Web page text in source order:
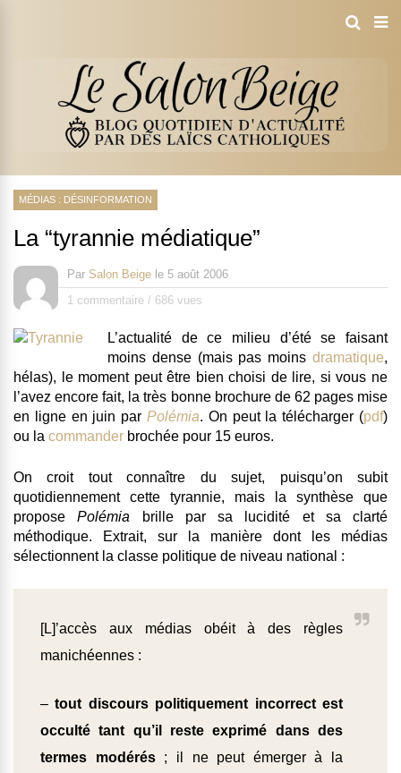
MÉDIAS : DÉSINFORMATION
La “tyrannie médiatique”
Par Salon Beige le 5 août 2006
1 commentaire / 686 vues
L’actualité de ce milieu d’été se faisant
moins dense (mais pas moins dramatique,
hélas), le moment peut être bien choisi de lire, si vous ne
l’avez encore fait, la très bonnebrochure de 62 pages mise
en ligne en juin par Polémia. On peut la télécharger (pdf)
ou la commander brochée pour 15 euros.
On croit tout connaître du sujet, puisqu’on subit
quotidiennement cette tyrannie, mais la synthèse que
proposePolémia brille par sa lucidité et sa clarté
méthodique. Extrait, sur la manière dont les médias
sélectionnent la classe politique de niveau national :
[L]’accès aux médias obéit à des règles
manichéennes :
–tout discours politiquement incorrect est
occulté tant qu’il reste exprimé dans des
termes modérés ; il ne peut émerger à la